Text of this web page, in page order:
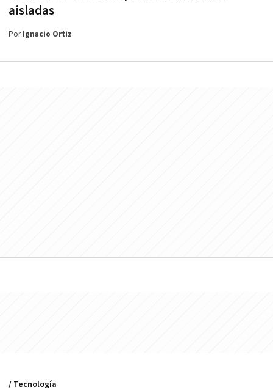
aisladas
PorIgnacio Ortiz
/ Tecnología